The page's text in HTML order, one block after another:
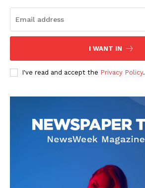
I WANT IN
I've read and accept the Privacy Policy.